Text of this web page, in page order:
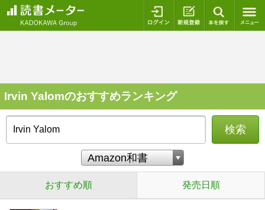
ログイン 新規登録
Irvin Yalomのおすすめランキング
検索
おすすめ順 発売日順